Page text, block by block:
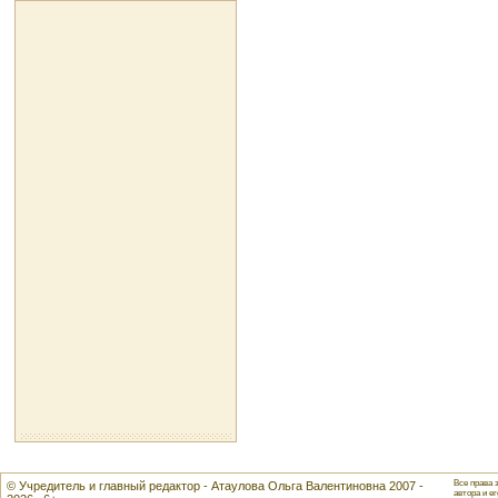
© Учредитель и главный редактор - Атаулова Ольга Валентиновна 2007 -
Все права
автора и